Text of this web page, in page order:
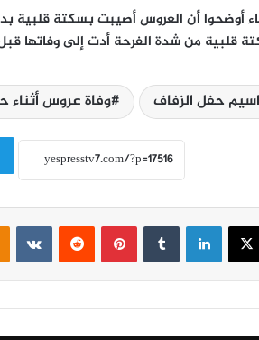
أوضحوا أن العروس أصيبت بسكتة قلبية
قلبية من شدة الفرحة أدت إلى وفاتها
حفل الزفاف وفاة عروس أثناء
‫X لينكدإن بينتيريست